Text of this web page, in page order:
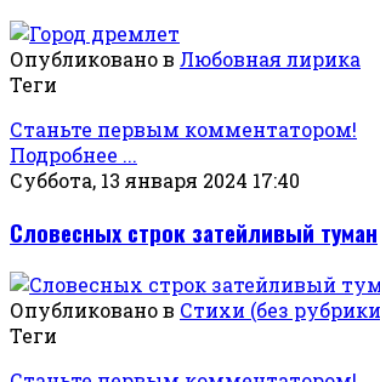
Опубликовано в Любовная лирика
Теги
Станьте первым комментатором!
Подробнее ...
Суббота, 13 января 2024 17:40
Словесных строк затейливый туман
Опубликовано в Стихи (без
Теги